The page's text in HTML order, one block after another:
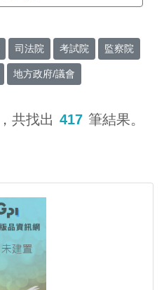
司法院 考試院 監察院
地方政府/議會
，共找出 417 筆結果。